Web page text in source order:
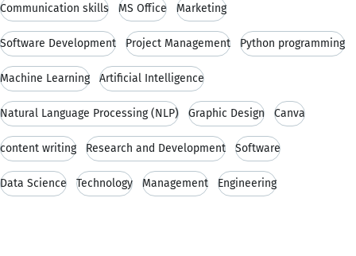
Communication skills MS Office Marketing
Software Development Project Management Python programming
Machine Learning Artificial Intelligence
Natural Language Processing (NLP) Graphic Design Canva
content writing Research and Development Software
Data Science Technology Management Engineering